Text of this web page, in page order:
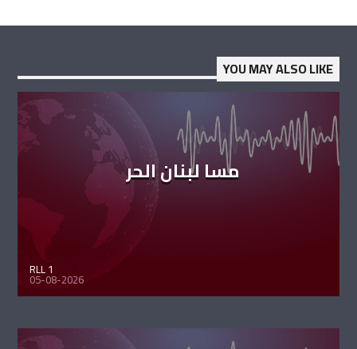
YOU MAY ALSO LIKE
مسا لبنان الحر
RLL 1
05-08-2026